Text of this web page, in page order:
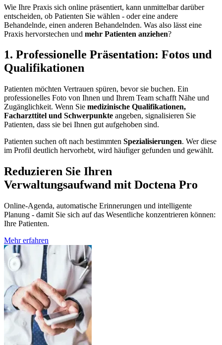
Wie Ihre Praxis sich online präsentiert, kann unmittelbar darüber
entscheiden, ob Patienten Sie wählen - oder eine andere
Behandelnde, einen anderen Behandelnden. Was also lässt eine
Praxis hervorstechen und mehr Patienten anziehen?
1. Professionelle Präsentation: Fotos und
Qualifikationen
Patienten möchten Vertrauen spüren, bevor sie buchen. Ein
professionelles Foto von Ihnen und Ihrem Team schafft Nähe und
Zugänglichkeit. Wenn Sie medizinische Qualifikationen,
Facharzttitel und Schwerpunkte angeben, signalisieren Sie
Patienten, dass sie bei Ihnen gut aufgehoben sind.
Patienten suchen oft nach bestimmten Spezialisierungen. Wer diese
im Profil deutlich hervorhebt, wird häufiger gefunden und gewählt.
Reduzieren Sie Ihren
Verwaltungsaufwand mit Doctena Pro
Online-Agenda, automatische Erinnerungen und intelligente
Planung - damit Sie sich auf das Wesentliche konzentrieren können:
Ihre Patienten.
Mehr erfahren